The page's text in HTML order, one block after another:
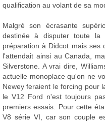
qualification au volant de sa
Malgré son écrasante
destinée à disputer toute
préparation à Didcot mais ses
l'attendait ainsi au Canada,
Silverstone. A vrai dire,
actuelle monoplace qu'on ne
Newey feraient le forcing pour
le V12 Ford n'est toujours
premiers essais. Pour cette
V8 série VI, car son couple